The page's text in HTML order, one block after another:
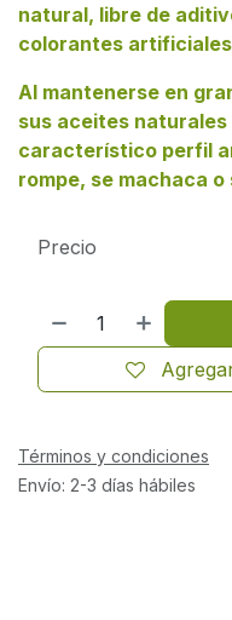
natural, libre de
colorantes
Al mantenerse en
sus aceites
característico perfil
rompe, se machaca o
Precio
Términos y condiciones
Envío: 2-3 días hábiles